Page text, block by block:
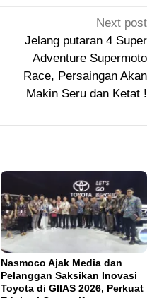
Next post
Jelang putaran 4 Super
Adventure Supermoto
Race, Persaingan Akan
Makin Seru dan Ketat !
Nasmoco Ajak Media dan
Pelanggan Saksikan Inovasi
Toyota di GIIAS 2026, Perkuat